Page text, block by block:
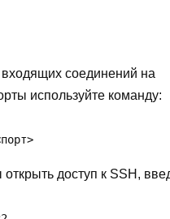
соединений на
используйте команду:
доступ к SSH,